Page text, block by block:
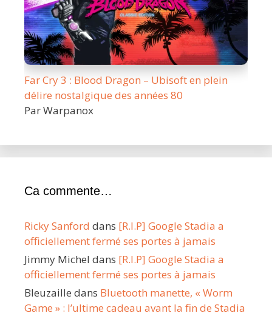
Far Cry 3 : Blood Dragon – Ubisoft en plein
délire nostalgique des années 80
Par Warpanox
Ca commente…
Ricky Sanford dans [R.I.P] Google Stadia a
officiellement fermé ses portes à jamais
Jimmy Michel dans [R.I.P] Google Stadia a
officiellement fermé ses portes à jamais
Bleuzaille dans Bluetooth manette, « Worm
Game » : l’ultime cadeau avant la fin de Stadia